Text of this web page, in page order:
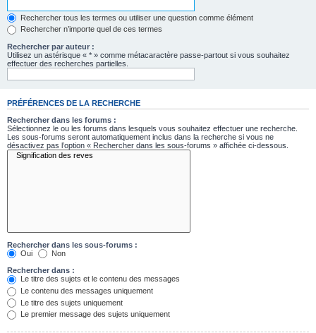
Rechercher tous les termes ou utiliser une question comme élément
Rechercher n’importe quel de ces termes
Rechercher par auteur :
Utilisez un astérisque « * » comme métacaractère passe-partout si vous souhaitez
effectuer des recherches partielles.
PRÉFÉRENCES DE LA RECHERCHE
Rechercher dans les forums :
Sélectionnez le ou les forums dans lesquels vous souhaitez effectuer une recherche.
Les sous-forums seront automatiquement inclus dans la recherche si vous ne
désactivez pas l’option « Rechercher dans les sous-forums » affichée ci-dessous.
Rechercher dans les sous-forums :
Oui
Non
Rechercher dans :
Le titre des sujets et le contenu des messages
Le contenu des messages uniquement
Le titre des sujets uniquement
Le premier message des sujets uniquement